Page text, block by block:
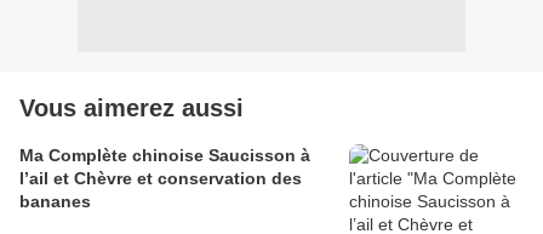
Vous aimerez aussi
Ma Complète chinoise Saucisson à
l’ail et Chèvre et conservation des
bananes